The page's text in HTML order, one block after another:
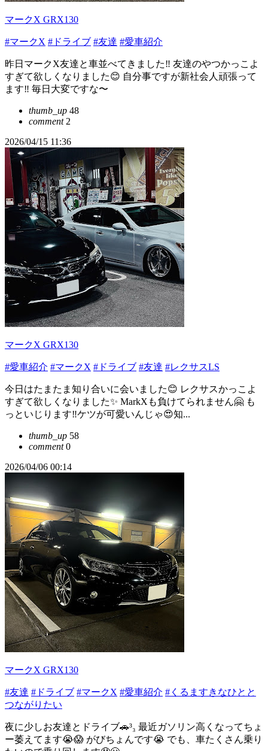
マークX GRX130
#マークX #ドライブ #友達 #愛車紹介
昨日マークX友達と車並べてきました‼️ 友達のやつかっこよ
すぎて欲しくなりました😊 自分事ですが新社会人頑張って
ます‼️ 毎日大変ですな〜
thumb_up 48
comment2
2026/04/15 11:36
マークX GRX130
#愛車紹介 #マークX #ドライブ #友達 #レクサスLS
今日はたまたま知り合いに会いました😊 レクサスかっこよ
すぎて欲しくなりました✨ MarkXも負けてられません🤗 も
っといじります‼️ケツが可愛いんじゃ😍知...
thumb_up 58
comment0
2026/04/06 00:14
マークX GRX130
#友達 #ドライブ #マークX #愛車紹介 #くるますきなひとと
つながりたい
夜に少しお友達とドライブ🚗³₃ 最近ガソリン高くなってちょ
ー萎えてます😭😱 がびちょんです😭 でも、車たくさん乗り